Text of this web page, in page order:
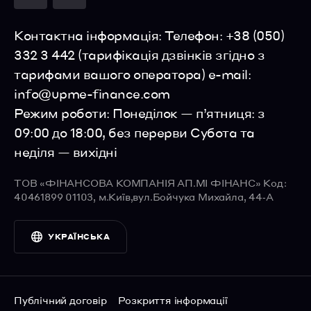
Visa Checkout
Masterpass
Контактна інформація: Телефон: +38 (050)
332 3 442 (тарифікація дзвінків згідно з
тарифами вашого оператора) e-mail:
info@upme-finance.com
Режим роботи: Понеділок — п’ятниця: з
09:00 до 18:00, без перерви Субота та
неділя — вихідні
ТОВ «ФІНАНСОВА КОМПАНІЯ АП.МІ ФІНАНС» Код:
40461899 01103, м.Київ,вул.Бойчука Михайла, 44‑А
УКРАЇНСЬКА
ENGLISH
Публічний договір Розкриття інформації